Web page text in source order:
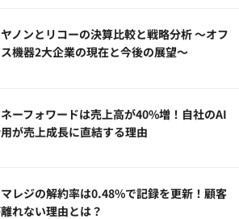
ノンとリコーの決算比較と戦略分析 ～オフ
機器2大企業の現在と今後の展望～
ーフォワードは売上高が40%増！自社のAI
が売上成長に直結する理由
レジの解約率は0.48%で記録を更新！顧客
れない理由とは？